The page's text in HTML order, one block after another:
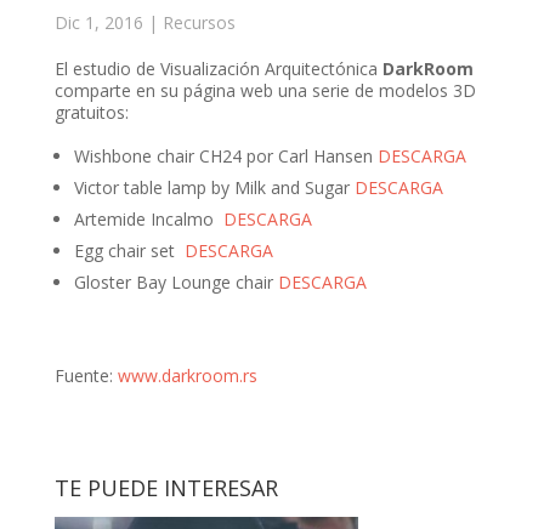
Dic 1, 2016 | Recursos
El estudio de Visualización Arquitectónica DarkRoom
comparte en su página web una serie de modelos 3D
gratuitos:
Wishbone chair CH24 por Carl Hansen DESCARGA
Victor table lamp by Milk and Sugar DESCARGA
Artemide Incalmo DESCARGA
Egg chair set DESCARGA
Gloster Bay Lounge chair DESCARGA
Fuente: www.darkroom.rs
TE PUEDE INTERESAR